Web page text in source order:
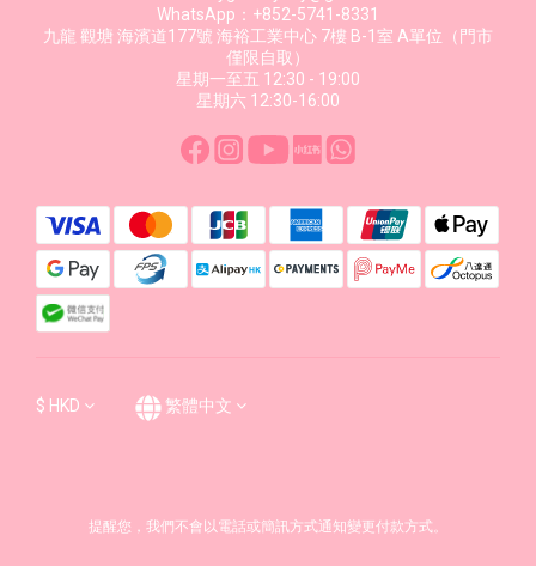
WhatsApp：+852-5741-8331
九龍 觀塘 海濱道177號 海裕工業中心 7樓 B-1室 A單位（門市
僅限自取）
星期一至五 12:30 - 19:00
星期六 12:30-16:00
$ HKD 繁體中文
提醒您，我們不會以電話或簡訊方式通知變更付款方式。